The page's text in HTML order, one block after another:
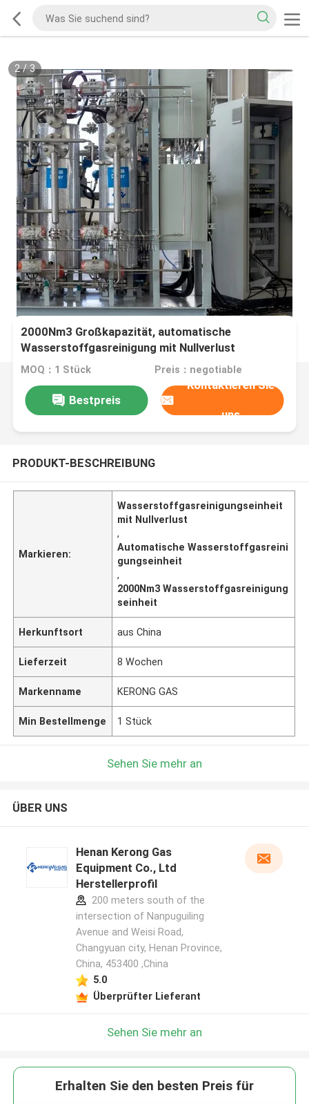
2/3
2000Nm3 Großkapazität, automatische
Wasserstoffgasreinigung mit Nullverlust
MOQ：1 Stück Preis：negotiable
Bestpreis
Kontaktieren Sie
uns
PRODUKT-BESCHREIBUNG
Markieren:
Wasserstoffgasreinigungseinheit
mit Nullverlust
,
Automatische Wasserstoffgasreini
gungseinheit
,
2000Nm3 Wasserstoffgasreinigung
seinheit
Herkunftsort aus China
Lieferzeit 8 Wochen
Markenname KERONG GAS
Min Bestellmenge 1 Stück
Sehen Sie mehr an
ÜBER UNS
Henan Kerong Gas
Equipment Co., Ltd
Herstellerprofil
200 meters south of the
intersection of Nanpuguiling
Avenue and Weisi Road,
Changyuan city, Henan Province,
China, 453400 ,China
5.0
Überprüfter Lieferant
Sehen Sie mehr an
Erhalten Sie den besten Preis für